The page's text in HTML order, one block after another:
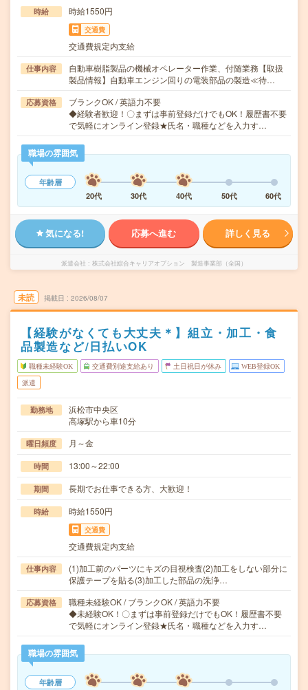
時給 時給1550円
交通費
交通費規定内支給
仕事内容
自動車樹脂製品の機械オペレーター作業、付随業務【取扱
製品情報】自動車エンジン回りの電装部品の製造≪待…
応募資格
ブランクOK / 英語力不要
◆経験者歓迎！〇まずは事前登録だけでもOK！履歴書不要
で気軽にオンライン登録★氏名・職種などを入力す…
職場の雰囲気
年齢層
20代
30代 40代 50代 60代
気になる! 応募へ進む 詳しく見る
派遣会社 株式会社綜合キャリアオプション 製造事業部（全国）
未読 掲載日 2026/08/07
【経験がなくても大丈夫＊】組立・加工・食
品製造など/日払いOK
職種未経験OK 交通費別途支給あり 土日祝日が休み WEB登録OK
派遣
勤務地
浜松市中央区
高塚駅から車10分
曜日頻度 月～金
時間 13:00～22:00
期間 長期でお仕事できる方、大歓迎！
時給 時給1550円
交通費
交通費規定内支給
仕事内容
(1)加工前のパーツにキズの目視検査(2)加工をしない部分に
保護テープを貼る(3)加工した部品の洗浄…
応募資格
職種未経験OK / ブランクOK / 英語力不要
◆未経験OK！〇まずは事前登録だけでもOK！履歴書不要
で気軽にオンライン登録★氏名・職種などを入力す…
職場の雰囲気
年齢層